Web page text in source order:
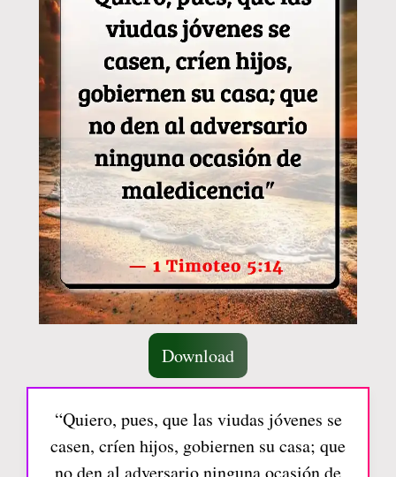
Download
“Quiero, pues, que las viudas jóvenes se
casen, críen hijos, gobiernen su casa; que
no den al adversario ninguna ocasión de